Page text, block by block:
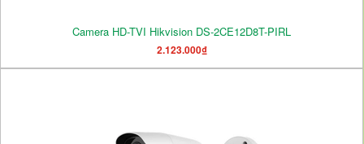
Camera HD-TVI Hikvision DS-2CE12D8T-PIRL
2.123.000₫